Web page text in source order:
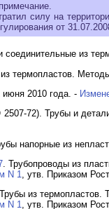
силу на
от
соединительные из
из термопластов.
2010 года. -
72). Трубы и
напорные из
. Трубопроводы из
N 1, утв. Приказом
из термопластов.
N 1, утв. Приказом